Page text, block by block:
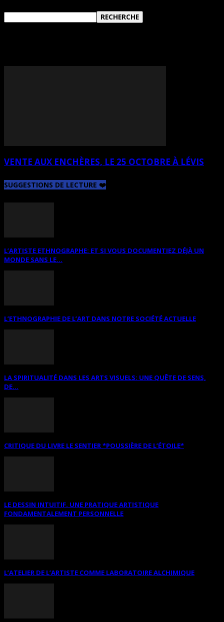
VENTE AUX ENCHÈRES, LE 25 OCTOBRE À LÉVIS
SUGGESTIONS DE LECTURE ❤️
L’ARTISTE ETHNOGRAPHE: ET SI VOUS DOCUMENTIEZ DÉJÀ UN
MONDE SANS LE...
L’ETHNOGRAPHIE DE L’ART DANS NOTRE SOCIÉTÉ ACTUELLE
LA SPIRITUALITÉ DANS LES ARTS VISUELS: UNE QUÊTE DE SENS,
DE...
CRITIQUE DU LIVRE LE SENTIER *POUSSIÈRE DE L’ÉTOILE*
LE DESSIN INTUITIF. UNE PRATIQUE ARTISTIQUE
FONDAMENTALEMENT PERSONNELLE
L’ATELIER DE L’ARTISTE COMME LABORATOIRE ALCHIMIQUE